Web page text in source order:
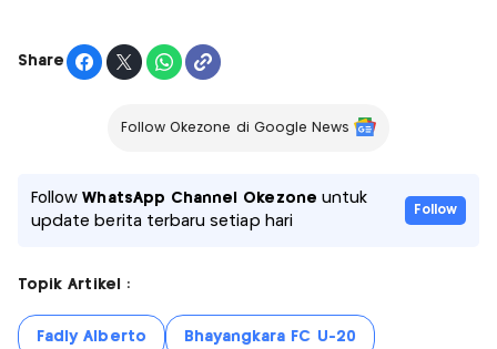
Share
Follow Okezone di Google News
FollowWhatsApp Channel Okezone untuk
update berita terbaru setiap hari
Follow
Topik Artikel :
Fadly Alberto Bhayangkara FC U-20